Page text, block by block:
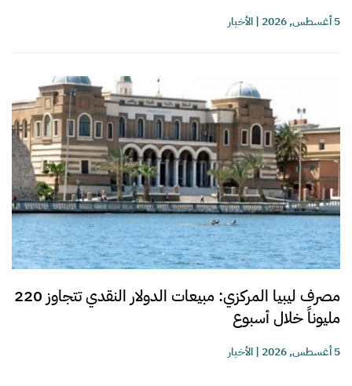
5 أغسطس, 2026 |الأخبار
مصرف ليبيا المركزي: مبيعات الدولار النقدي تتجاوز 220
مليوناً خلال أسبوع
5 أغسطس, 2026 |الأخبار